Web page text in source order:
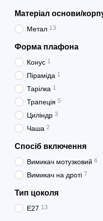
Матеріал основи/
Метал 13
Форма плафона
Конус 1
Піраміда 1
Тарілка 1
Трапеція 5
Циліндр 3
Чаша 2
Спосіб включення
Вимикач мотузковий 6
Вимикач на дроті 7
Тип цоколя
E27 13